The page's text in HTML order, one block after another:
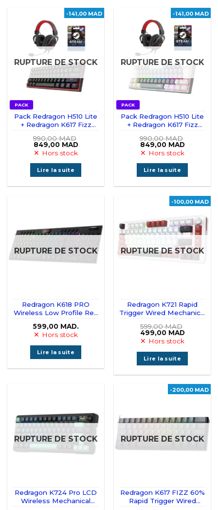
-141,00 MAD
RUPTURE DE STOCK
PACK
Pack Redragon H510 Lite
+ Redragon K617 Fizz
Gift
990,00MAD
Le
prix
initial
était :
990,00 MAD.
849,00 MADLe
prix
actuel
est :
Hors stock
Lire la suite
-141,00 MAD
RUPTURE DE STOCK
PACK
Pack Redragon H510 Lite
+ Redragon K617 Fizz
990,00MAD
Le
prix
initial
était :
990,00 MAD.
849,00 MADLe
prix
actuel
est :
Hors stock
Lire la suite
RUPTURE DE STOCK
Redragon K618 PRO
Wireless Low Profile Red
599,00 MAD.
Hors stock
Lire la suite
-100,00 MAD
RUPTURE DE STOCK
Redragon K721 Rapid
Trigger Wired Mechanical
599,00MAD
Le
prix
initial
était :
599,00 MAD.
499,00 MADLe
prix
actuel
est :
Hors stock
Lire la suite
RUPTURE DE STOCK
Redragon K724 Pro LCD
Wireless Mechanical
-200,00 MAD
RUPTURE DE STOCK
Redragon K617 FIZZ 60%
Rapid Trigger Wired